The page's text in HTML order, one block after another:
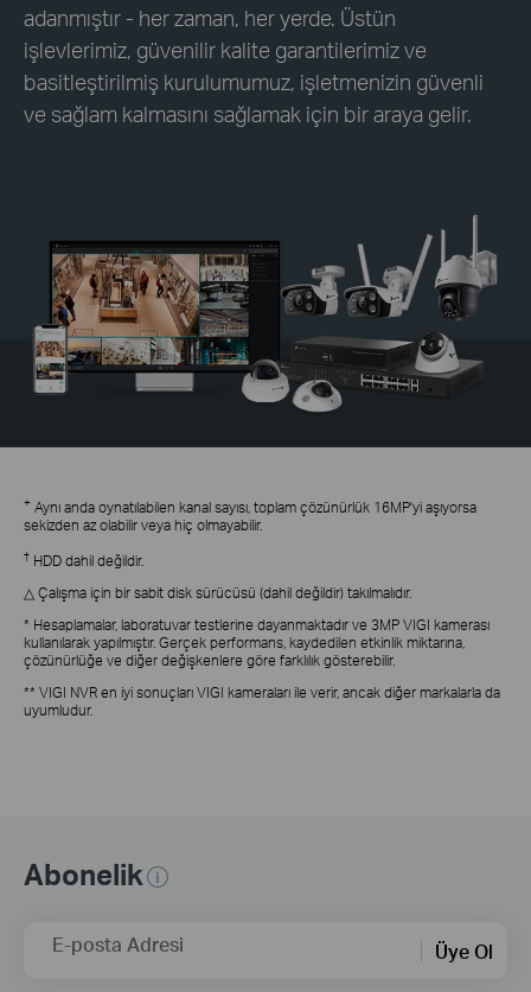
adanmıştır - her zaman, her yerde. Üstün
işlevlerimiz, güvenilir kalite garantilerimiz ve
basitleştirilmiş kurulumumuz, işletmenizin güvenli
ve sağlam kalmasını sağlamak için bir araya gelir.
+ Aynı anda oynatılabilen kanal sayısı, toplam çözünürlük 16MP'yi aşıyorsa
sekizden az olabilir veya hiç olmayabilir.
† HDD dahil değildir.
△ Çalışma için bir sabit disk sürücüsü (dahil değildir) takılmalıdır.
* Hesaplamalar, laboratuvar testlerine dayanmaktadır ve 3MP VIGI kamerası
kullanılarak yapılmıştır. Gerçek performans, kaydedilen etkinlik miktarına,
çözünürlüğe ve diğer değişkenlere göre farklılık gösterebilir.
** VIGI NVR en iyi sonuçları VIGI kameraları ile verir, ancak diğer markalarla da
uyumludur.
Abonelik
E-posta Adresi Üye Ol